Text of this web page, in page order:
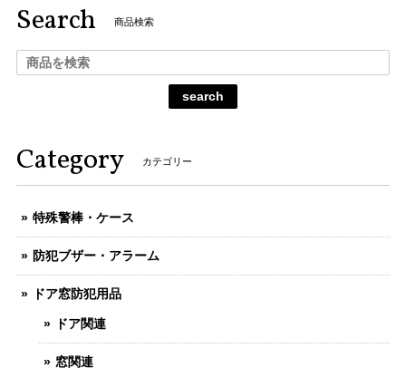
Search 商品検索
search
Category カテゴリー
特殊警棒・ケース
防犯ブザー・アラーム
ドア窓防犯用品
ドア関連
窓関連